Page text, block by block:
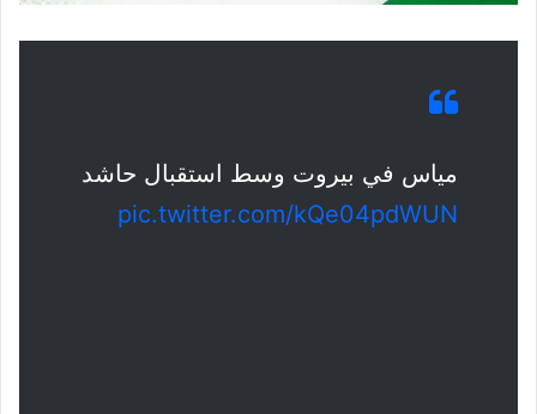
مياس في بيروت وسط استقبال حاشد
pic.twitter.com/kQe04pdWUN